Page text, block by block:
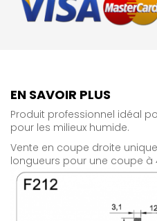
EN SAVOIR PLUS
Produit professionnel idéal
pour les milieux humide.
Vente en coupe droite
longueurs pour une coupe à